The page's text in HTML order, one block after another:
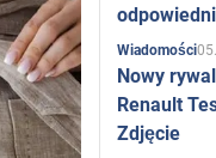
Wiadomości
Nowy
Renault
Zdjęcie